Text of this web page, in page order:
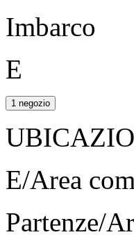
Imbarco
E
1 negozio
E/Area
Partenze/